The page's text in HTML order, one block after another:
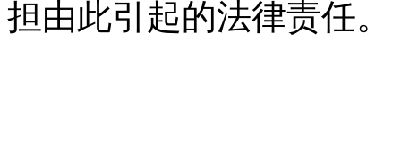
担由此引起的法律责任。